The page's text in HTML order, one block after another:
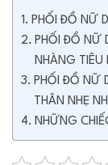
PHỐI ĐỒ NỮ
PHỐI ĐỒ NỮ
NHÀNG TIÊU
PHỐI ĐỒ NỮ
THÂN NHẸ
NHỮNG